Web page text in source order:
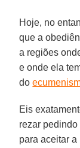
Hoje, no
que a
a regiões
e onde ela
do
Eis
rezar
para aceitar